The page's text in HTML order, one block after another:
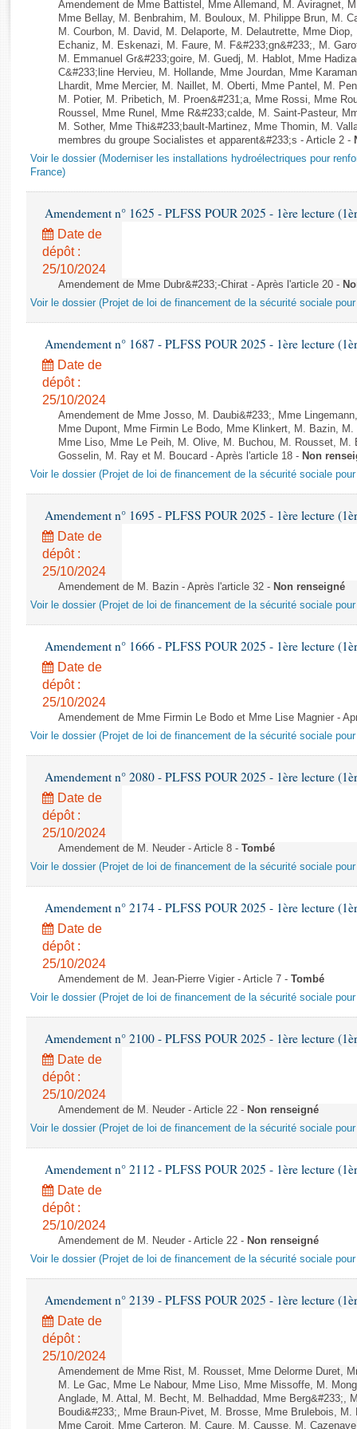
Rapports d'enquête
Rapports législatifs
Rapports sur l'application des lois
Baromètre de l’application des lois
Dossiers législatifs
Budget et sécurité sociale
Questions écrites et orales
Comptes rendus des débats
Amendement de Mme Battistel, Mme Allemand, M. Aviragnet,
Mme Bellay, M. Benbrahim, M. Bouloux, M. Philippe Brun, M.
M. Courbon, M. David, M. Delaporte, M. Delautrette, Mme
Echaniz, M. Eskenazi, M. Faure, M. F&#233;gn&#233;, M.
M. Emmanuel Gr&#233;goire, M. Guedj, M. Hablot, Mme
C&#233;line Hervieu, M. Hollande, Mme Jourdan, Mme
Lhardit, Mme Mercier, M. Naillet, M. Oberti, Mme Pantel, M.
M. Potier, M. Pribetich, M. Proen&#231;a, Mme Rossi, Mme
Roussel, Mme Runel, Mme R&#233;calde, M. Saint-Pasteur,
M. Sother, Mme Thi&#233;bault-Martinez, Mme Thomin, M.
membres du groupe Socialistes et apparent&#233;s - Article 2 -
Voir le dossier (Moderniser les installations hydroélectriques pour
France)
Amendement n° 1625 - PLFSS POUR 2025 - 1ère lecture
Date de
dépôt :
25/10/2024
Amendement de Mme Dubr&#233;-Chirat - Après l'article 20 -
Voir le dossier (Projet de loi de financement de la sécurité sociale pour
Amendement n° 1687 - PLFSS POUR 2025 - 1ère lecture
Date de
dépôt :
25/10/2024
Amendement de Mme Josso, M. Daubi&#233;, Mme
Mme Dupont, Mme Firmin Le Bodo, Mme Klinkert, M. Bazin,
Mme Liso, Mme Le Peih, M. Olive, M. Buchou, M. Rousset, M.
Gosselin, M. Ray et M. Boucard - Après l'article 18 - Non
Voir le dossier (Projet de loi de financement de la sécurité sociale pour
Amendement n° 1695 - PLFSS POUR 2025 - 1ère lecture
Date de
dépôt :
25/10/2024
Amendement de M. Bazin - Après l'article 32 - Non renseigné
Voir le dossier (Projet de loi de financement de la sécurité sociale pour
Amendement n° 1666 - PLFSS POUR 2025 - 1ère lecture
Date de
dépôt :
25/10/2024
Amendement de Mme Firmin Le Bodo et Mme Lise Magnier -
Voir le dossier (Projet de loi de financement de la sécurité sociale pour
Amendement n° 2080 - PLFSS POUR 2025 - 1ère lecture
Date de
dépôt :
25/10/2024
Amendement de M. Neuder - Article 8 - Tombé
Voir le dossier (Projet de loi de financement de la sécurité sociale pour
Amendement n° 2174 - PLFSS POUR 2025 - 1ère lecture
Date de
dépôt :
25/10/2024
Amendement de M. Jean-Pierre Vigier - Article 7 - Tombé
Voir le dossier (Projet de loi de financement de la sécurité sociale pour
Amendement n° 2100 - PLFSS POUR 2025 - 1ère lecture
Date de
dépôt :
25/10/2024
Amendement de M. Neuder - Article 22 - Non renseigné
Voir le dossier (Projet de loi de financement de la sécurité sociale pour
Amendement n° 2112 - PLFSS POUR 2025 - 1ère lecture
Date de
dépôt :
25/10/2024
Amendement de M. Neuder - Article 22 - Non renseigné
Voir le dossier (Projet de loi de financement de la sécurité sociale pour
Amendement n° 2139 - PLFSS POUR 2025 - 1ère lecture
Date de
dépôt :
25/10/2024
Amendement de Mme Rist, M. Rousset, Mme Delorme Duret,
M. Le Gac, Mme Le Nabour, Mme Liso, Mme Missoffe, M.
Anglade, M. Attal, M. Becht, M. Belhaddad, Mme Berg&#233;,
Boudi&#233;, Mme Braun-Pivet, M. Brosse, Mme Brulebois,
Mme Caroit, Mme Carteron, M. Caure, M. Causse, M.